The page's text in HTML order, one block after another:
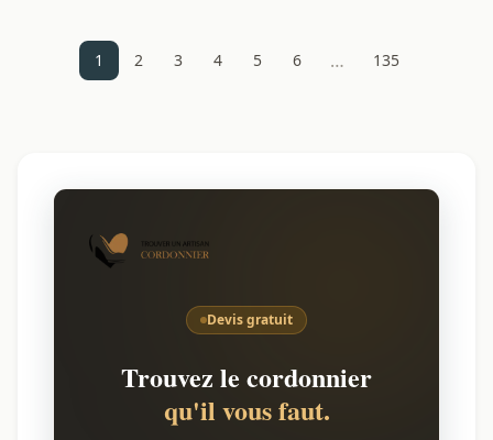
1 2 3 4 5 6 … 135
Devis gratuit
Trouvez le cordonnier
qu'il vous faut.